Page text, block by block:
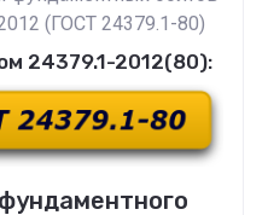
(ГОСТ 24379.1-80)
24379.1-2012(80):